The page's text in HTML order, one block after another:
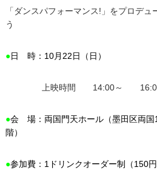
「ダンスパフォーマンス!」をプロデ
う
●日 時：10月22日（日）
上映時間 14:00～
●会 場：両国門天ホール（墨田区両国
階）
●参加費：1ドリンクオーダー制（150円